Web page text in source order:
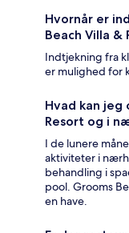
Hvornår er
Beach Villa &
Indtjekning fra
er mulighed for
Hvad kan jeg
Resort og i
I de lunere
aktiviteter i
behandling i
pool. Grooms
en have.